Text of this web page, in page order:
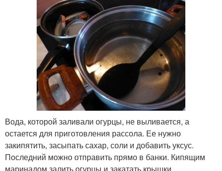
Вода, которой заливали огурцы, не выливается, а
остается для приготовления рассола. Ее нужно
закипятить, засыпать сахар, соли и добавить уксус.
Последний можно отправить прямо в банки. Кипящим